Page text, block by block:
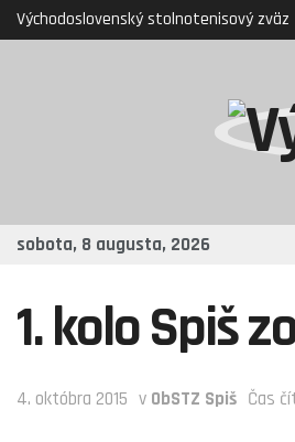
Východoslovenský stolnotenisový zväz
sobota, 8 augusta, 2026
1. kolo Spiš
4. októbra 2015 v ObSTZ Spiš Čas